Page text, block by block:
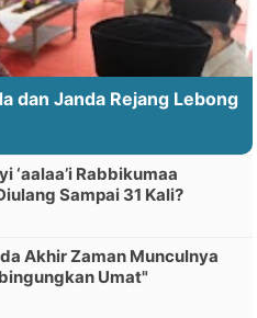
dan Janda Rejang Lebong
‘aalaa’i Rabbikumaa
Sampai 31 Kali?
Akhir Zaman Munculnya
Umat"